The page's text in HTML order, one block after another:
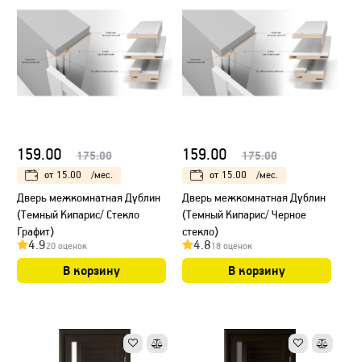
159.00 175.00
от 15.00 /мес.
Дверь межкомнатная Дублин
(Темный Кипарис/ Стекло
Графит)
4.920 оценок
В корзину
159.00 175.00
от 15.00 /мес.
Дверь межкомнатная Дублин
(Темный Кипарис/ Черное
стекло)
4.818 оценок
В корзину